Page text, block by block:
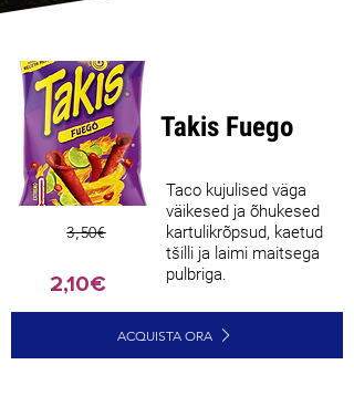
3,50€
2,10€
Takis Fuego
Taco kujulised väga
väikesed ja õhukesed
kartulikrõpsud, kaetud
tšilli ja laimi maitsega
pulbriga.
ACQUISTA ORA